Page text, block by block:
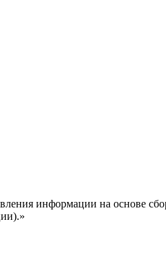
информации на основе